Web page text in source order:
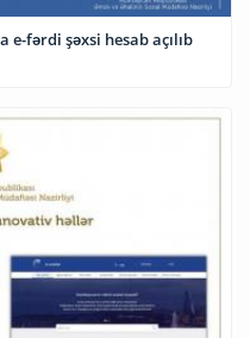
fərdi şəxsi hesab açılıb